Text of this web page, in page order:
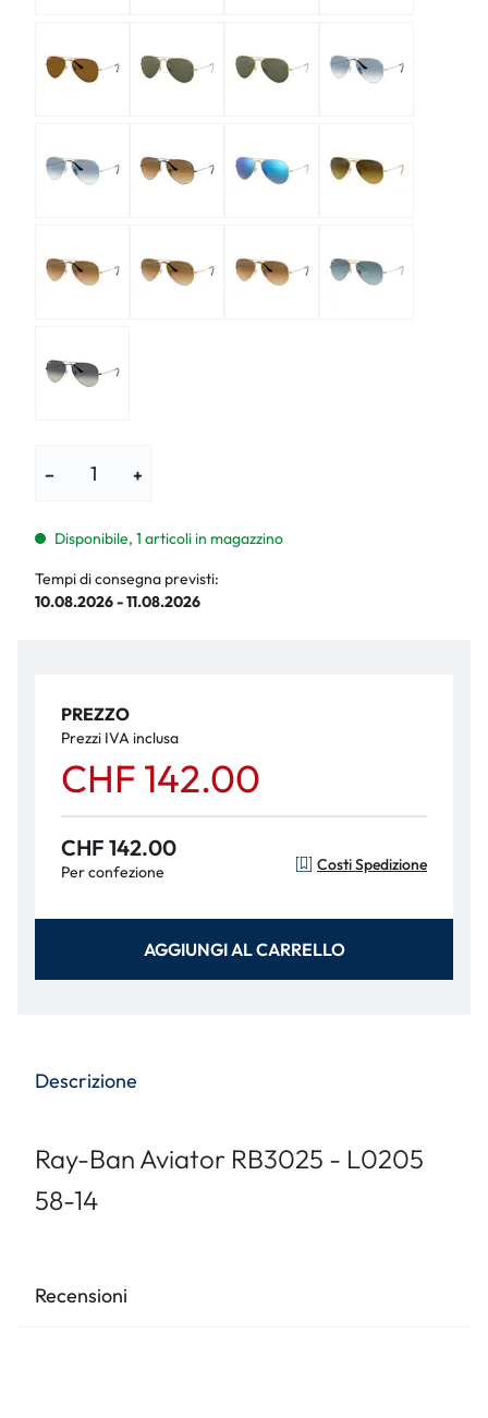
− +
Disponibile, 1 articoli in magazzino
Tempi di consegna previsti:
10.08.2026 - 11.08.2026
PREZZO
Prezzi IVA inclusa
CHF 142.00
CHF 142.00
Per confezione Costi Spedizione
AGGIUNGI AL CARRELLO
Descrizione
Ray-Ban Aviator RB3025 - L0205
58-14
Recensioni